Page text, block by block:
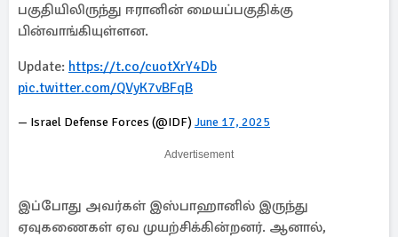
பகுதியிலிருந்து ஈரானின் மையப்பகுதிக்கு
பின்வாங்கியுள்ளன.
Update: https://t.co/cuotXrY4Db
pic.twitter.com/QVyK7vBFqB
— Israel Defense Forces (@IDF) June 17, 2025
Advertisement
இப்போது அவர்கள் இஸ்பாஹானில் இருந்து
ஏவுகணைகள் ஏவ முயற்சிக்கின்றனர். ஆனால்,